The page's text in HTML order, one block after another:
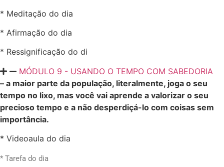
* Meditação do dia
* Afirmação do dia
* Ressignificação do di
MÓDULO 9 - USANDO O TEMPO COM SABEDORIA
– a maior parte da população, literalmente, joga o seu
tempo no lixo, mas você vai aprende a valorizar o seu
precioso tempo e a não desperdiçá-lo com coisas sem
importância.
* Videoaula do dia
* Tarefa do dia